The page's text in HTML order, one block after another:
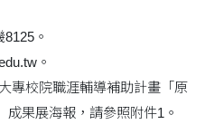
。
。
專校院職涯輔導補助計畫「原
果展海報，請參照附件1。